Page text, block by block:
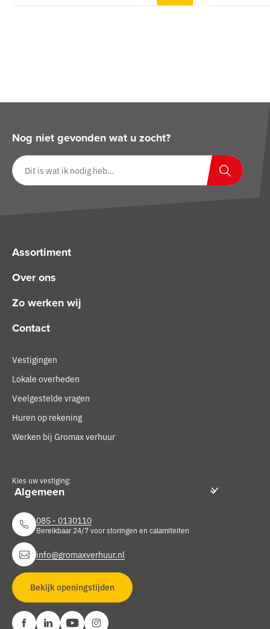
Nog niet gevonden wat u zocht?
Zoeken op website
Zoeken
Assortiment
Over ons
Zo werken wij
Contact
Vestigingen
Lokale overheden
Veelgestelde vragen
Huren op rekening
Werken bij Gromax verhuur
Kies uw vestiging:
085 - 0130110
Bereikbaar 24/7 voor storingen en calamiteiten
info@gromaxverhuur.nl
Bekijk openingstijden